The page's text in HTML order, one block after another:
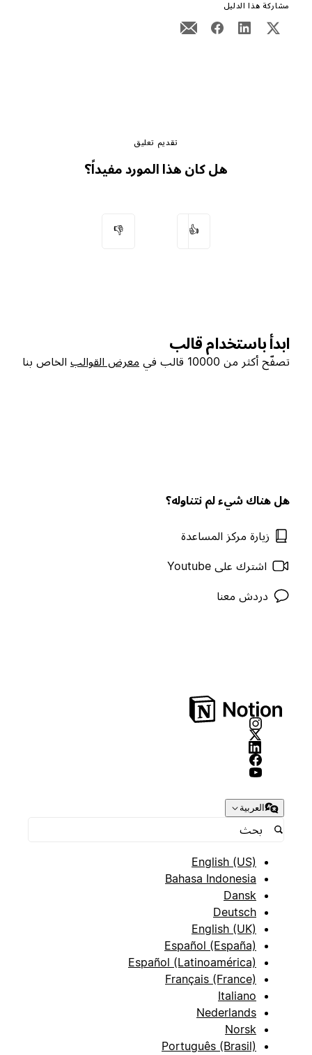
مشاركة هذا الدليل
تقديم تعليق
هل كان هذا المورد مفيداً؟
👍
👎
ابدأ باستخدام قالب
تصفّح أكثر من 10000 قالب في معرض القوالب الخاص بنا
هل هناك شيء لم نتناوله؟
زيارة مركز المساعدة
اشترك على Youtube
دردش معنا
العربية
English (US)
Bahasa Indonesia
Dansk
Deutsch
English (UK)
Español (España)
Español (Latinoamérica)
Français (France)
Italiano
Nederlands
Norsk
Português (Brasil)